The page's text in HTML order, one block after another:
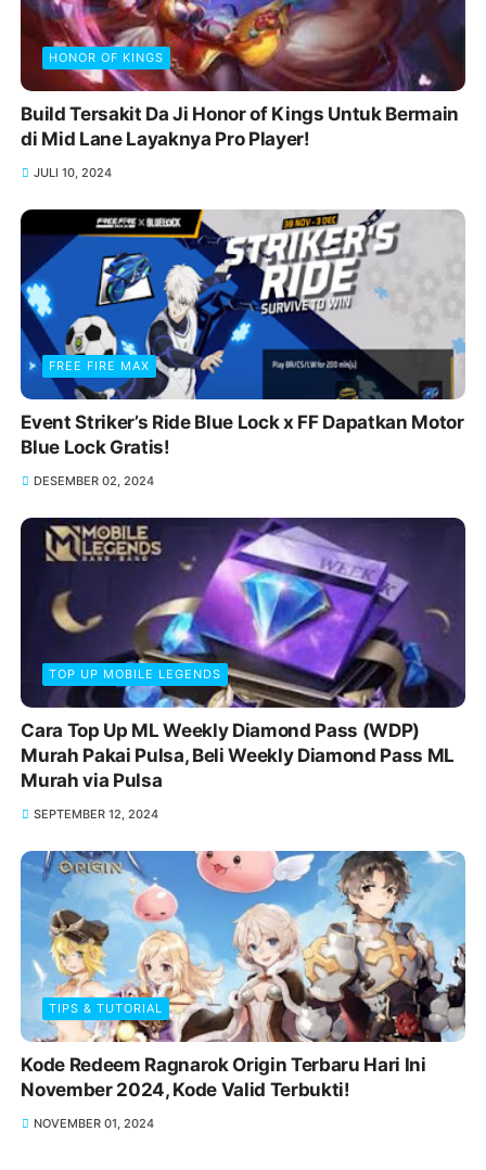
HONOR OF KINGS
Build Tersakit Da Ji Honor of Kings Untuk Bermain
di Mid Lane Layaknya Pro Player!
JULI 10, 2024
FREE FIRE MAX
Event Striker’s Ride Blue Lock x FF Dapatkan Motor
Blue Lock Gratis!
DESEMBER 02, 2024
TOP UP MOBILE LEGENDS
Cara Top Up ML Weekly Diamond Pass (WDP)
Murah Pakai Pulsa, Beli Weekly Diamond Pass ML
Murah via Pulsa
SEPTEMBER 12, 2024
TIPS & TUTORIAL
Kode Redeem Ragnarok Origin Terbaru Hari Ini
November 2024, Kode Valid Terbukti!
NOVEMBER 01, 2024